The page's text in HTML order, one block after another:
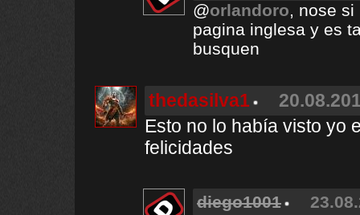
@orlandoro, nose si
pagina inglesa y es
busquen
thedasilva1
Esto no lo había visto yo
felicidades
diego1001